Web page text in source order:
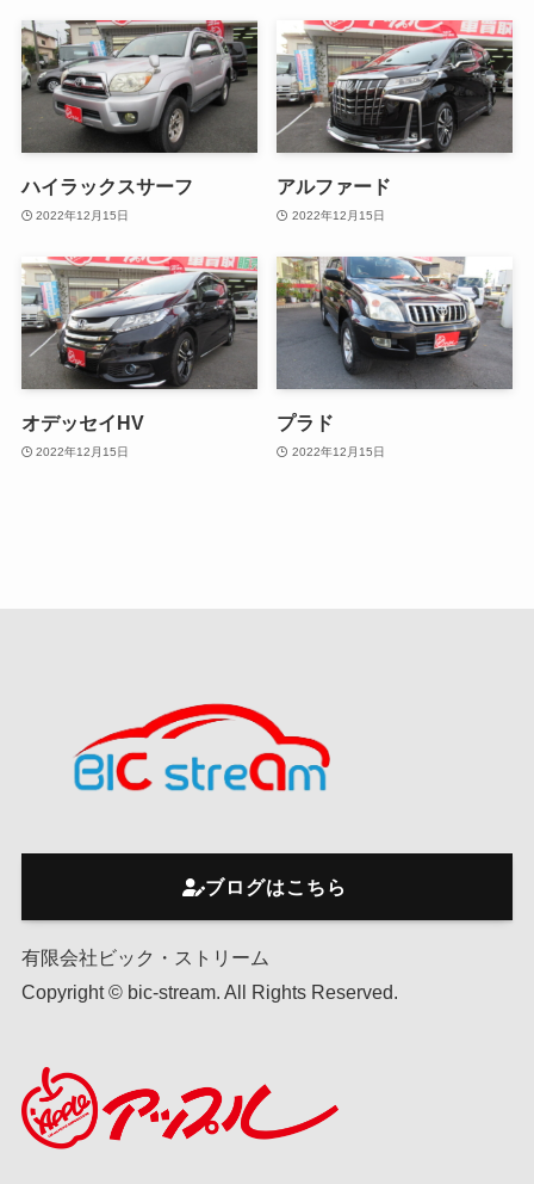
ハイラックスサーフ
2022年12月15日
アルファード
2022年12月15日
オデッセイHV
2022年12月15日
プラド
2022年12月15日
ブログはこちら
有限会社ビック・ストリーム
Copyright © bic-stream. All Rights Reserved.